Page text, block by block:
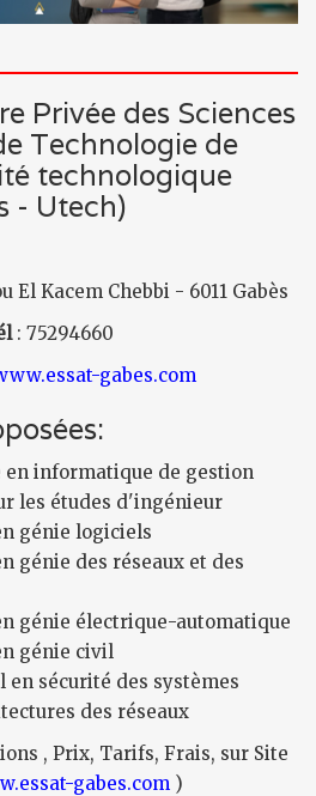
Privée des Sciences
Technologie de
technologique
- Utech)
El Kacem Chebbi - 6011 Gabès
: 75294660
gabes.com
informatique de gestion
les études d'ingénieur
génie logiciels
génie des réseaux et des
génie électrique-automatique
génie civil
sécurité des systèmes
des réseaux
, Prix, Tarifs, Frais, sur Site
gabes.com )